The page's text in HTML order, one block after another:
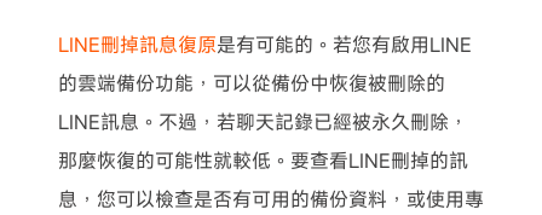
LINE刪掉訊息復原是有可能的。若您有啟用LINE
的雲端備份功能，可以從備份中恢復被刪除的
LINE訊息。不過，若聊天記錄已經被永久刪除，
那麼恢復的可能性就較低。要查看LINE刪掉的訊
息，您可以檢查是否有可用的備份資料，或使用專